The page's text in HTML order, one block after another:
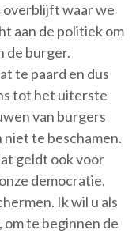
waar we
aan de politiek om
de burger.
te paard en dus
tot het uiterste
van burgers
te beschamen.
geldt ook voor
democratie.
Ik wil u als
te beginnen de